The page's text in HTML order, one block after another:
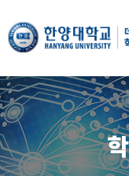
한양대학교
데이터사이언